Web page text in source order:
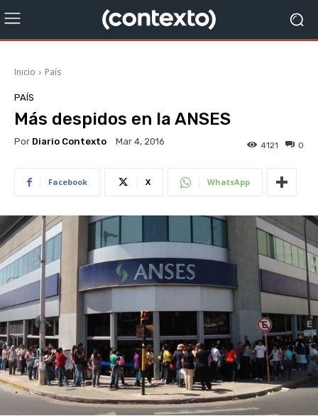
Inicio País
PAÍS
Más despidos en la ANSES
Por Diario Contexto Mar 4, 2016 0
4121
Facebook X WhatsApp